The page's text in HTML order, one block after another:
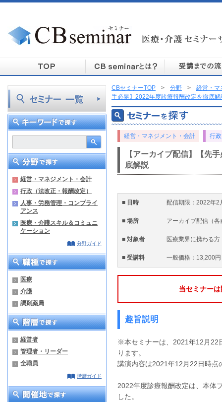
経営・マネジメント・会計
行政（法改正・報酬改定）
人事・労務管理・コンプライ
アンス
医療・介護スキル＆コミュニ
ケーション
分野ガイド
医療
介護
調剤薬局
経営者
管理者・リーダー
全職員
階層ガイド
CBセミナーTOP > 分野 >
経営・マ
手必勝】2022年度診療報酬改定を徹底解
経営・マネジメント・会計 行
【アーカイブ配信】【先
底解説
■ 日時 配信期限：2022年2
■ 場所 アーカイブ配信（
■ 対象者 医療業界に携わる方
■ 受講料 一般価格：13,200
当セミナー
趣旨説明
※本セミナーは、2021年12月22
ります。
講演内容は2021年12月22日時点
2022年度診療報酬改定は、本体
した。